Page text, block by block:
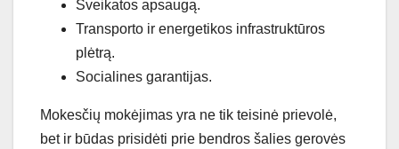
Sveikatos apsaugą.
Transporto ir energetikos infrastruktūros
plėtrą.
Socialines garantijas.
Mokesčių mokėjimas yra ne tik teisinė prievolė,
bet ir būdas prisidėti prie bendros šalies gerovės